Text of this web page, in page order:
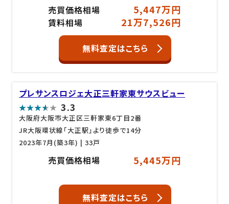
売買価格相場 5,447万円
賃料相場 21万7,526円
無料査定はこちら
プレサンスロジェ大正三軒家東サウスビュー
3.3
大阪府大阪市大正区三軒家東6丁目2番
JR大阪環状線「大正駅」より徒歩で14分
2023年7月(築3年) | 33戸
売買価格相場 5,445万円
無料査定はこちら